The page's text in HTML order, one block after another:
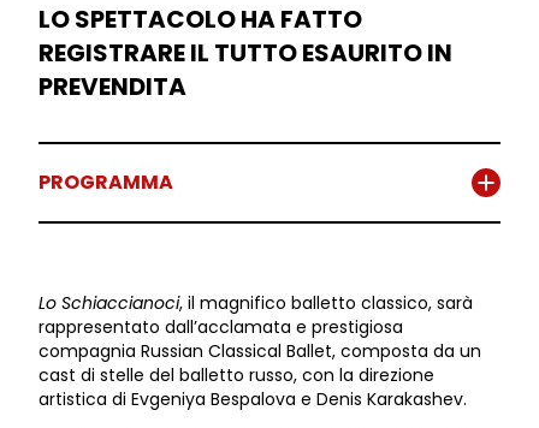
LO SPETTACOLO HA FATTO
REGISTRARE IL TUTTO ESAURITO IN
PREVENDITA
PROGRAMMA
Lo Schiaccianoci, il magnifico balletto classico, sarà
rappresentato dall’acclamata e prestigiosa
compagnia Russian Classical Ballet, composta da un
cast di stelle del balletto russo, con la direzione
artistica di Evgeniya Bespalova e Denis Karakashev.